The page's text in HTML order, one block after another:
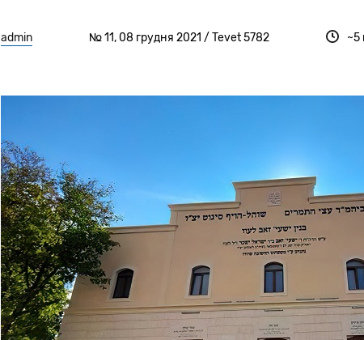
admin № 11, 08 грудня 2021 / Tevet 5782 ~5